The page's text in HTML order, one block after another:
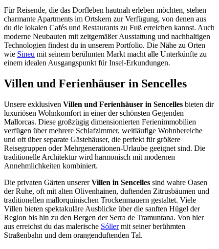
Für Reisende, die das Dorfleben hautnah erleben möchten, stehen
charmante Apartments im Ortskern zur Verfügung, von denen aus
du die lokalen Cafés und Restaurants zu Fuß erreichen kannst. Auch
moderne Neubauten mit zeitgemäßer Ausstattung und nachhaltigen
Technologien findest du in unserem Portfolio. Die Nähe zu Orten
wie Sineu mit seinem berühmten Markt macht alle Unterkünfte zu
einem idealen Ausgangspunkt für Insel-Erkundungen.
Villen und Ferienhäuser in Sencelles
Unsere exklusiven Villen und Ferienhäuser in Sencelles bieten dir
luxuriösen Wohnkomfort in einer der schönsten Gegenden
Mallorcas. Diese großzügig dimensionierten Ferienimmobilien
verfügen über mehrere Schlafzimmer, weitläufige Wohnbereiche
und oft über separate Gästehäuser, die perfekt für größere
Reisegruppen oder Mehrgenerationen-Urlaube geeignet sind. Die
traditionelle Architektur wird harmonisch mit modernen
Annehmlichkeiten kombiniert.
Die privaten Gärten unsererVillen in Sencelles sind wahre Oasen
der Ruhe, oft mit alten Olivenhainen, duftenden Zitrusbäumen und
traditionellen mallorquinischen Trockenmauern gestaltet. Viele
Villen bieten spektakuläre Ausblicke über die sanften Hügel der
Region bis hin zu den Bergen der Serra de Tramuntana. Von hier
aus erreichst du das malerische Sóllermit seiner berühmten
Straßenbahn und dem orangenduftenden Tal.